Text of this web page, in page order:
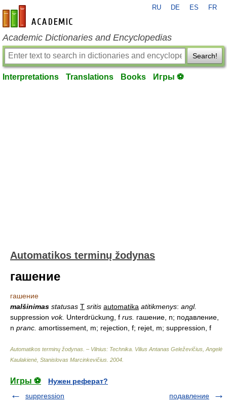
en-academic.com
RU DE ES FR
Academic Dictionaries and Encyclopedias
Search!
Interpretations Translations Books Игры ⚽
Automatikos terminų žodynas
гашение
гашение
malšinimas statusas T sritis automatika atitikmenys: angl.
suppression vok. Unterdrückung, f rus. гашение, n; подавление,
n pranc. amortissement, m; rejection, f; rejet, m; suppression, f
Automatikos terminų žodynas. – Vilnius: Technika Vilius Antanas Geleževičius, Angelė
Kaulakienė, Stanislovas Marcinkevičius 2004
Игры ⚽
Нужен реферат?
suppression
подавление